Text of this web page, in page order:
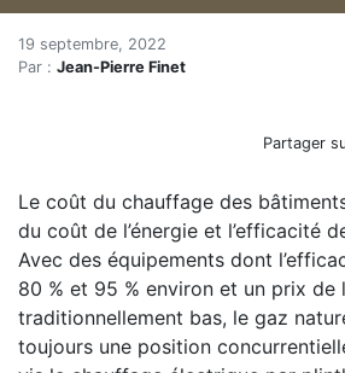
Accueil
Articles
Biénergie au gaz : pas plus
Biénergie au gaz :
19 septembre, 2022
Par : Jean-Pierre Finet
Partager
Le coût du chauffage des
du coût de l’énergie et l’efficacité
Avec des équipements dont
80 % et 95 % environ et un prix de
traditionnellement bas, le gaz
toujours une position